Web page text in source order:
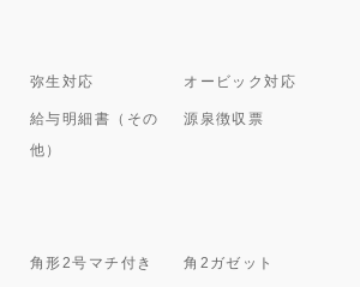
弥生対応 オービック対応
給与明細書（その
他）
源泉徴収票
角形2号マチ付き 角2ガゼット